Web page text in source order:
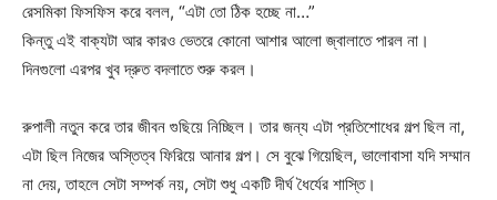
রেসমিকা ফিসফিস করে বলল, “এটা তো ঠিক হচ্ছে না…”
কিন্তু এই বাক্যটা আর কারও ভেতরে কোনো আশার আলো জ্বালাতে পারল না।
দিনগুলো এরপর খুব দ্রুত বদলাতে শুরু করল।
রুপালী নতুন করে তার জীবন গুছিয়ে নিচ্ছিল। তার জন্য এটা প্রতিশোধের গল্প ছিল না,
এটা ছিল নিজের অস্তিত্ব ফিরিয়ে আনার গল্প। সে বুঝে গিয়েছিল, ভালোবাসা যদি সম্মান
না দেয়, তাহলে সেটা সম্পর্ক নয়, সেটা শুধু একটি দীর্ঘ ধৈর্যের শাস্তি।